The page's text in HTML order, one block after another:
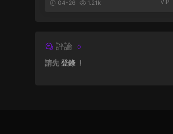
04-26 1.21k VIP
評論 0
請先登錄 ！